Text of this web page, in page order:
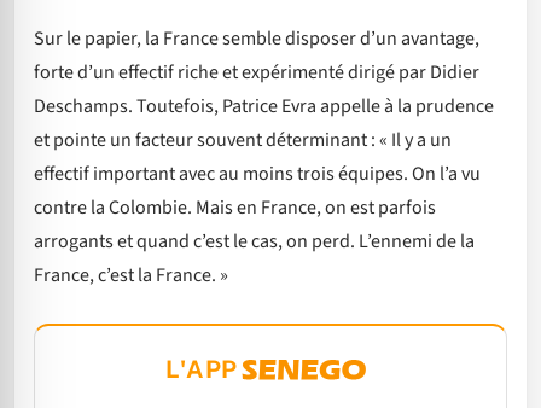
Sur le papier, la France semble disposer d’un avantage,
forte d’un effectif riche et expérimenté dirigé par Didier
Deschamps. Toutefois, Patrice Evra appelle à la prudence
et pointe un facteur souvent déterminant : « Il y a un
effectif important avec au moins trois équipes. On l’a vu
contre la Colombie. Mais en France, on est parfois
arrogants et quand c’est le cas, on perd. L’ennemi de la
France, c’est la France. »
L'APP